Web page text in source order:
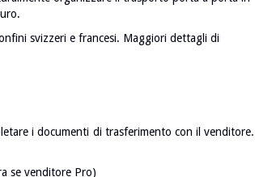
svizzeri e francesi. Maggiori dettagli di
i documenti di trasferimento con il venditore.
se venditore Pro)